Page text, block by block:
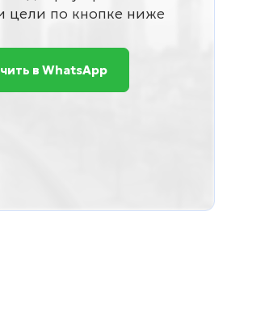
цели по кнопке ниже
в WhatsApp